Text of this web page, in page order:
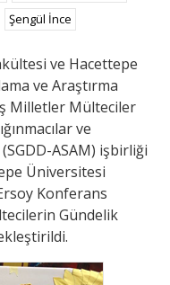
Şengül İnce
ve Hacettepe
ve Araştırma
Milletler Mülteciler
ve
ASAM) işbirliği
Üniversitesi
Konferans
Gündelik